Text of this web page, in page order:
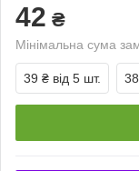
42 ₴
Мінімальна сума
39 ₴ від 5 шт.